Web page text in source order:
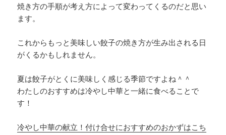
焼き方の手順が考え方によって変わってくるのだと思い
ます。
これからもっと美味しい餃子の焼き方が生み出される日
がくるかもしれません。
夏は餃子がとくに美味しく感じる季節ですよね＾＾
わたしのおすすめは冷やし中華と一緒に食べることで
す！
冷やし中華の献立！付け合せにおすすめのおかずはこち